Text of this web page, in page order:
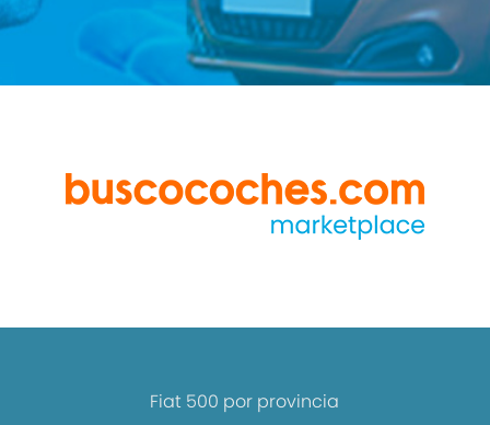
Fiat 500 por provincia